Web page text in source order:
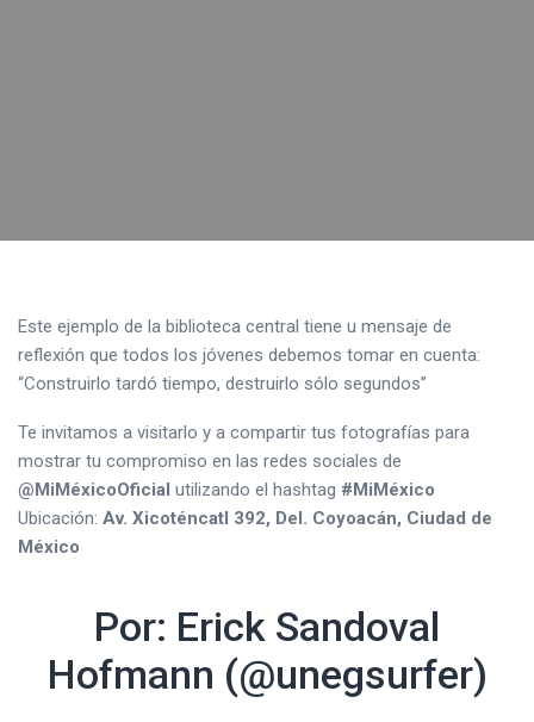
Este ejemplo de la biblioteca central tiene u mensaje de
reflexión que todos los jóvenes debemos tomar en cuenta:
“Construirlo tardó tiempo, destruirlo sólo segundos”
Te invitamos a visitarlo y a compartir tus fotografías para
mostrar tu compromiso en las redes sociales de
@MiMéxicoOficial utilizando el hashtag #MiMéxico
Ubicación: Av. Xicoténcatl 392, Del. Coyoacán, Ciudad de
México
Por: Erick Sandoval
Hofmann (@unegsurfer)